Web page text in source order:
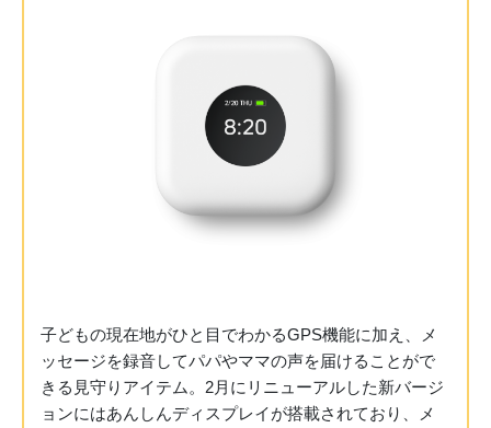
子どもの現在地がひと目でわかるGPS機能に加え、メ
ッセージを録音してパパやママの声を届けることがで
きる見守りアイテム。2月にリニューアルした新バージ
ョンにはあんしんディスプレイが搭載されており、メ